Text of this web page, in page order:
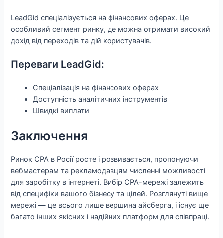
LeadGid спеціалізується на фінансових оферах. Це
особливий сегмент ринку, де можна отримати високий
дохід від переходів та дій користувачів.
Переваги LeadGid:
Спеціалізація на фінансових оферах
Доступність аналітичних інструментів
Швидкі виплати
Заключення
Ринок CPA в Росії росте і розвивається, пропонуючи
вебмастерам та рекламодавцям численні можливості
для заробітку в інтернеті. Вибір CPA-мережі залежить
від специфіки вашого бізнесу та цілей. Розглянуті вище
мережі — це всього лише вершина айсберга, і існує ще
багато інших якісних і надійних платформ для співпраці.